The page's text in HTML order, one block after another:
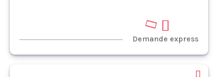
Demande express